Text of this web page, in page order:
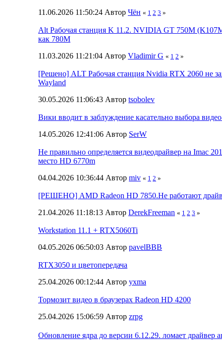
11.06.2026 11:50:24 Автор Чён « 1 2 3 »
Alt Рабочая станция K 11.2. NVIDIA GT 750M
как 780M
11.03.2026 11:21:04 Автор Vladimir G « 1 2 »
[Решено] ALT Рабочая станция Nvidia RTX 2060 не
Wayland
30.05.2026 11:06:43 Автор tsobolev
Вики вводит в заблуждение касательно выбора
14.05.2026 12:41:06 Автор SerW
Не правильно определяется видеодрайвер на Imac
место HD 6770m
04.04.2026 10:36:44 Автор miv « 1 2 »
[РЕШЕНО] AMD Radeon HD 7850.Не работают
21.04.2026 11:18:13 Автор DerekFreeman « 1 2 3 »
Workstation 11.1 + RTX5060Ti
04.05.2026 06:50:03 Автор pavelBBB
RTX3050 и цветопередача
25.04.2026 00:12:44 Автор yxma
Тормозит видео в браузерах Radeon HD 4200
25.04.2026 15:06:59 Автор zrpg
Обновление ядра до версии 6.12.29. ломает драйвер